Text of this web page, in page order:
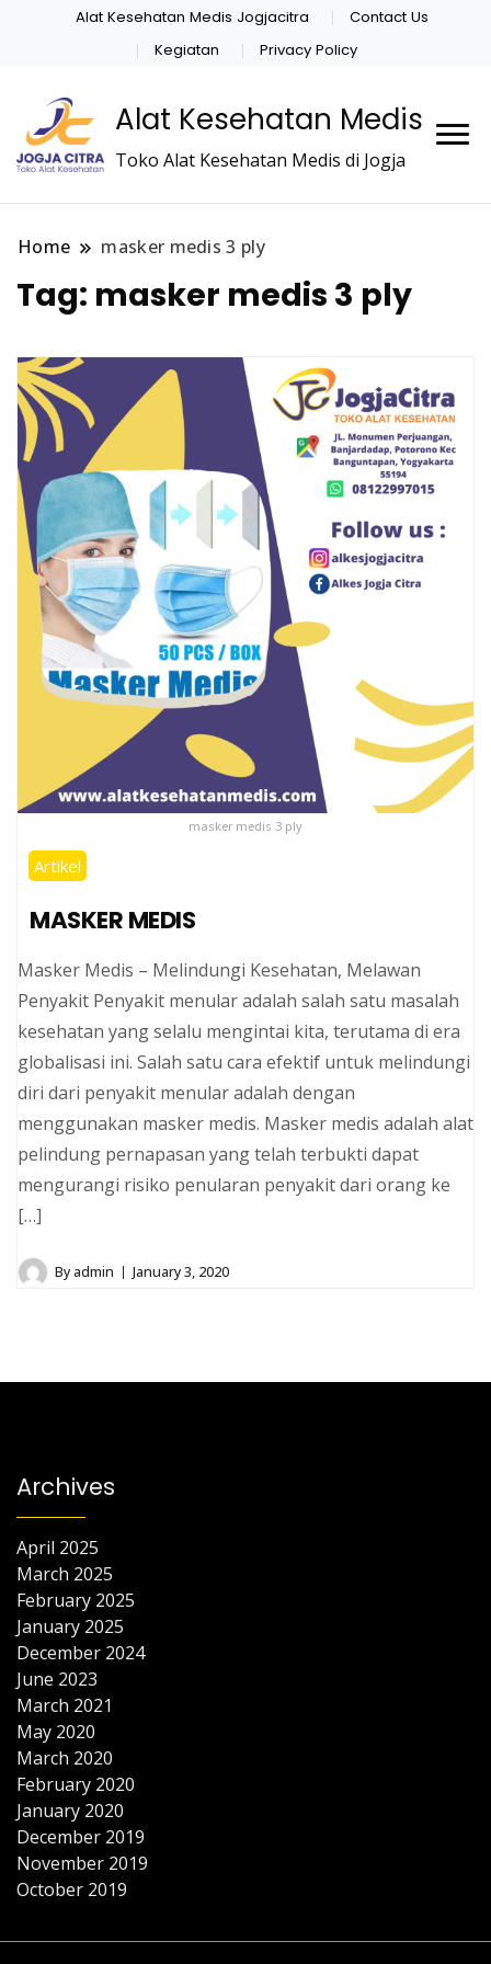
Alat Kesehatan Medis Jogjacitra
Contact Us
Kegiatan
Privacy Policy
Alat Kesehatan Medis
Toko Alat Kesehatan Medis di Jogja
Home masker medis 3 ply
Tag: masker medis 3 ply
masker medis 3 ply
Artikel
MASKER MEDIS
Masker Medis – Melindungi Kesehatan, Melawan
Penyakit Penyakit menular adalah salah satu masalah
kesehatan yang selalu mengintai kita, terutama di era
globalisasi ini. Salah satu cara efektif untuk melindungi
diri dari penyakit menular adalah dengan
menggunakan masker medis. Masker medis adalah alat
pelindung pernapasan yang telah terbukti dapat
mengurangi risiko penularan penyakit dari orang ke
[…]
Byadmin January 3, 2020
Archives
April 2025
March 2025
February 2025
January 2025
December 2024
June 2023
March 2021
May 2020
March 2020
February 2020
January 2020
December 2019
November 2019
October 2019